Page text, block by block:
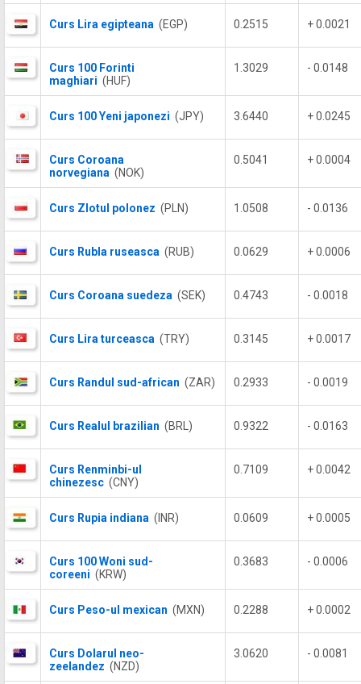
Curs Lira egipteana (EGP) 0.2515 + 0.0021
Curs 100 Forinti
maghiari (HUF)
1.3029 - 0.0148
Curs 100 Yeni japonezi (JPY) 3.6440 + 0.0245
Curs Coroana
norvegiana (NOK)
0.5041 + 0.0004
Curs Zlotul polonez (PLN) 1.0508 - 0.0136
Curs Rubla ruseasca (RUB) 0.0629 + 0.0006
Curs Coroana suedeza (SEK) 0.4743 - 0.0018
Curs Lira turceasca (TRY) 0.3145 + 0.0017
Curs Randul sud-african (ZAR) 0.2933 - 0.0019
Curs Realul brazilian (BRL) 0.9322 - 0.0163
Curs Renminbi-ul
chinezesc (CNY)
0.7109 + 0.0042
Curs Rupia indiana (INR) 0.0609 + 0.0005
Curs 100 Woni sud-
coreeni (KRW)
0.3683 - 0.0006
Curs Peso-ul mexican (MXN) 0.2288 + 0.0002
Curs Dolarul neo-
zeelandez (NZD)
3.0620 - 0.0081